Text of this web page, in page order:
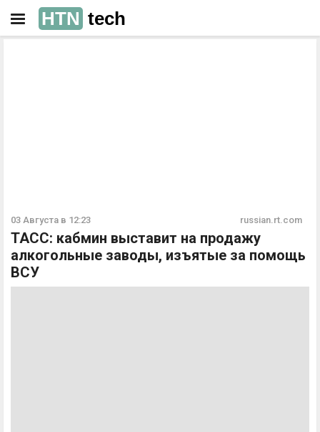
HTN tech
03 Августа в 12:23 russian.rt.com
ТАСС: кабмин выставит на продажу
алкогольные заводы, изъятые за помощь
ВСУ